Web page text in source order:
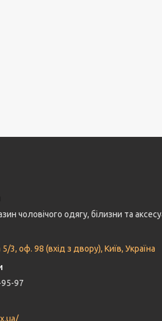
чоловічого одягу, білизни та
3, оф. 98 (вхід з двору), Київ, Україна
97